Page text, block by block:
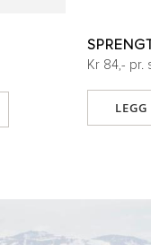
Kr 84,- pr.